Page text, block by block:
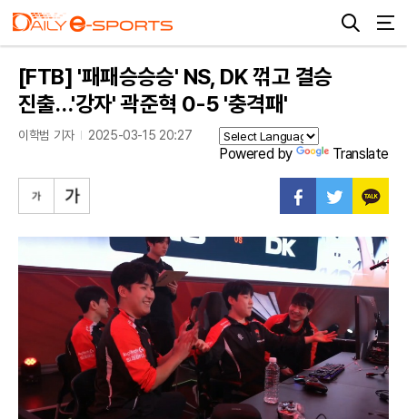
[FTB] '패패승승승' NS, DK 꺾고 결승
진출…'강자' 곽준혁 0-5 '충격패'
이학범 기자 2025-03-15 20:27
Powered by Translate